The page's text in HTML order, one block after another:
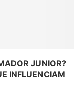
JUNIOR?
INFLUENCIAM